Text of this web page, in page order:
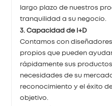
largo plazo de nuestros
tranquilidad a su negocio.
3. Capacidad de I+D
Contamos con
propios que pueden
rápidamente sus
necesidades de su
reconocimiento y el éxito
objetivo.